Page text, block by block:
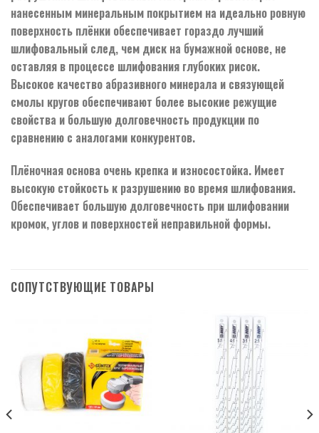
нанесенным минеральным покрытием на идеально ровную
поверхность плёнки обеспечивает гораздо лучший
шлифовальный след, чем диск на бумажной основе, не
оставляя в процессе шлифования глубоких рисок.
Высокое качество абразивного минерала и связующей
смолы кругов обеспечивают более высокие режущие
свойства и большую долговечность продукции по
сравнению с аналогами конкурентов.
Плёночная основа очень крепка и износостойка. Имеет
высокую стойкость к разрушению во время шлифования.
Обеспечивает большую долговечность при шлифовании
кромок, углов и поверхностей неправильной формы.
СОПУТСТВУЮЩИЕ ТОВАРЫ